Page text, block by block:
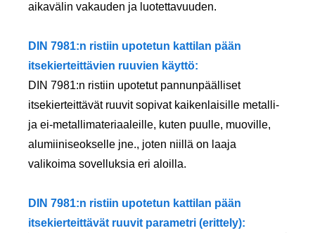
aikavälin vakauden ja luotettavuuden.
DIN 7981:n ristiin upotetun kattilan pään
itsekierteittävien ruuvien käyttö:
DIN 7981:n ristiin upotetut pannunpäälliset
itsekierteittävät ruuvit sopivat kaikenlaisille metalli-
ja ei-metallimateriaaleille, kuten puulle, muoville,
alumiiniseokselle jne., joten niillä on laaja
valikoima sovelluksia eri aloilla.
DIN 7981:n ristiin upotetun kattilan pään
itsekierteittävät ruuvit parametri (erittely):